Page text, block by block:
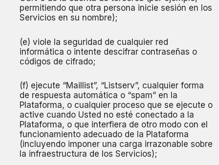
permitiendo que otra persona inicie sesión en los
Servicios en su nombre);
(e) viole la seguridad de cualquier red
informática o intente descifrar contraseñas o
códigos de cifrado;
(f) ejecute “Maillist”, “Listserv”, cualquier forma
de respuesta automática o “spam” en la
Plataforma, o cualquier proceso que se ejecute o
active cuando Usted no esté conectado a la
Plataforma, o que interfiera de otro modo con el
funcionamiento adecuado de la Plataforma
(incluyendo imponer una carga irrazonable sobre
la infraestructura de los Servicios);